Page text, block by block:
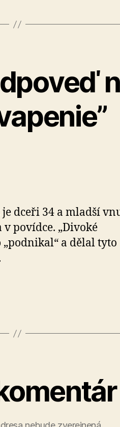
je dceři 34 a mladší
povídce. „Divoké
„podnikal“ a dělal tyto